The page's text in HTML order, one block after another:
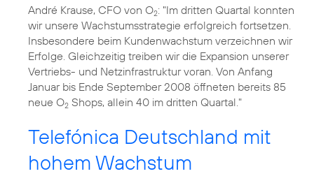
André Krause, CFO von O2: "Im dritten Quartal konnten
wir unsere Wachstumsstrategie erfolgreich fortsetzen.
Insbesondere beim Kundenwachstum verzeichnen wir
Erfolge. Gleichzeitig treiben wir die Expansion unserer
Vertriebs- und Netzinfrastruktur voran. Von Anfang
Januar bis Ende September 2008 öffneten bereits 85
neue O2 Shops, allein 40 im dritten Quartal."
Telefónica Deutschland mit
hohem Wachstum